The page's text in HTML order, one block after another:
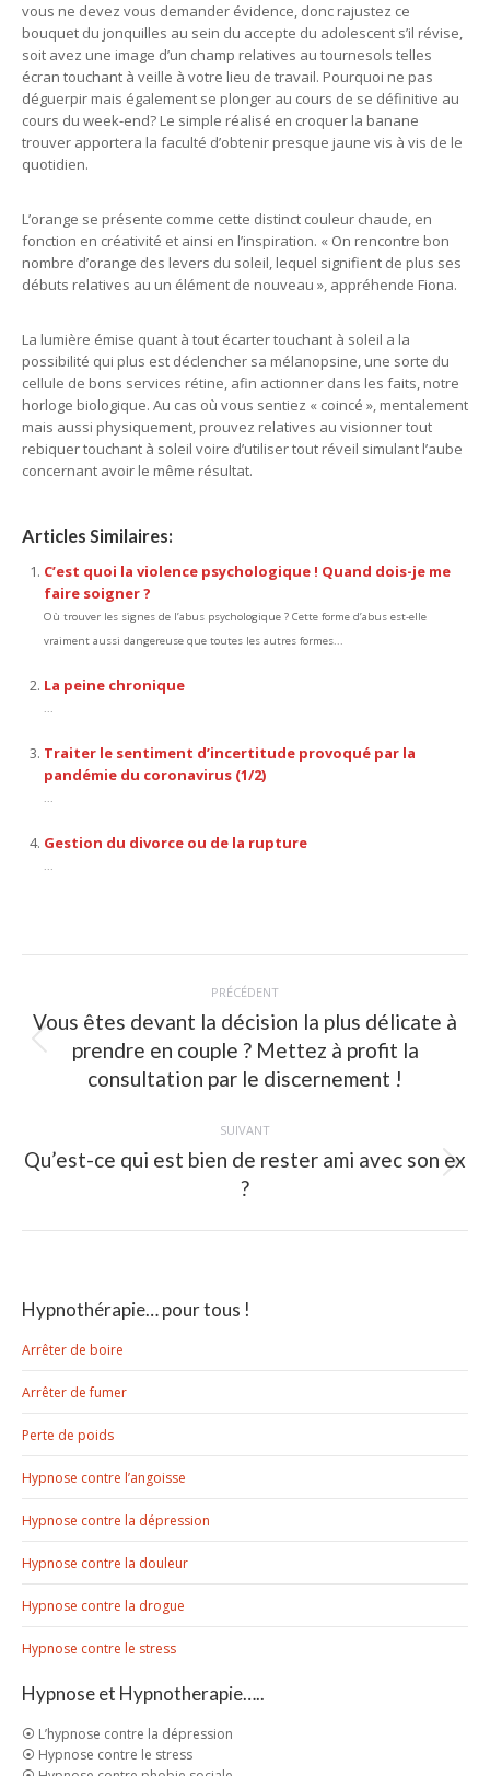
vous ne devez vous demander évidence, donc rajustez ce
bouquet du jonquilles au sein du accepte du adolescent s’il révise,
soit avez une image d’un champ relatives au tournesols telles
écran touchant à veille à votre lieu de travail. Pourquoi ne pas
déguerpir mais également se plonger au cours de se définitive au
cours du week-end? Le simple réalisé en croquer la banane
trouver apportera la faculté d’obtenir presque jaune vis à vis de le
quotidien.
L’orange se présente comme cette distinct couleur chaude, en
fonction en créativité et ainsi en l’inspiration. « On rencontre bon
nombre d’orange des levers du soleil, lequel signifient de plus ses
débuts relatives au un élément de nouveau », appréhende Fiona.
La lumière émise quant à tout écarter touchant à soleil a la
possibilité qui plus est déclencher sa mélanopsine, une sorte du
cellule de bons services rétine, afin actionner dans les faits, notre
horloge biologique. Au cas où vous sentiez « coincé », mentalement
mais aussi physiquement, prouvez relatives au visionner tout
rebiquer touchant à soleil voire d’utiliser tout réveil simulant l’aube
concernant avoir le même résultat.
Articles Similaires:
C’est quoi la violence psychologique ! Quand dois-je me
faire soigner ?
Où trouver les signes de l’abus psychologique ? Cette forme d’abus est-elle
vraiment aussi dangereuse que toutes les autres formes...
La peine chronique
...
Traiter le sentiment d’incertitude provoqué par la
pandémie du coronavirus (1/2)
...
Gestion du divorce ou de la rupture
...
PRÉCÉDENT
Article
précédent
:
Vous êtes devant la décision la plus délicate à
prendre en couple ? Mettez à profit la
consultation par le discernement !
SUIVANT
Article
suivant
Qu’est-ce qui est bien de rester ami avec son ex
?
Hypnothérapie… pour tous !
Arrêter de boire
Arrêter de fumer
Perte de poids
Hypnose contre l’angoisse
Hypnose contre la dépression
Hypnose contre la douleur
Hypnose contre la drogue
Hypnose contre le stress
Hypnose et Hypnotherapie…..
⦿ L’hypnose contre la dépression
⦿ Hypnose contre le stress